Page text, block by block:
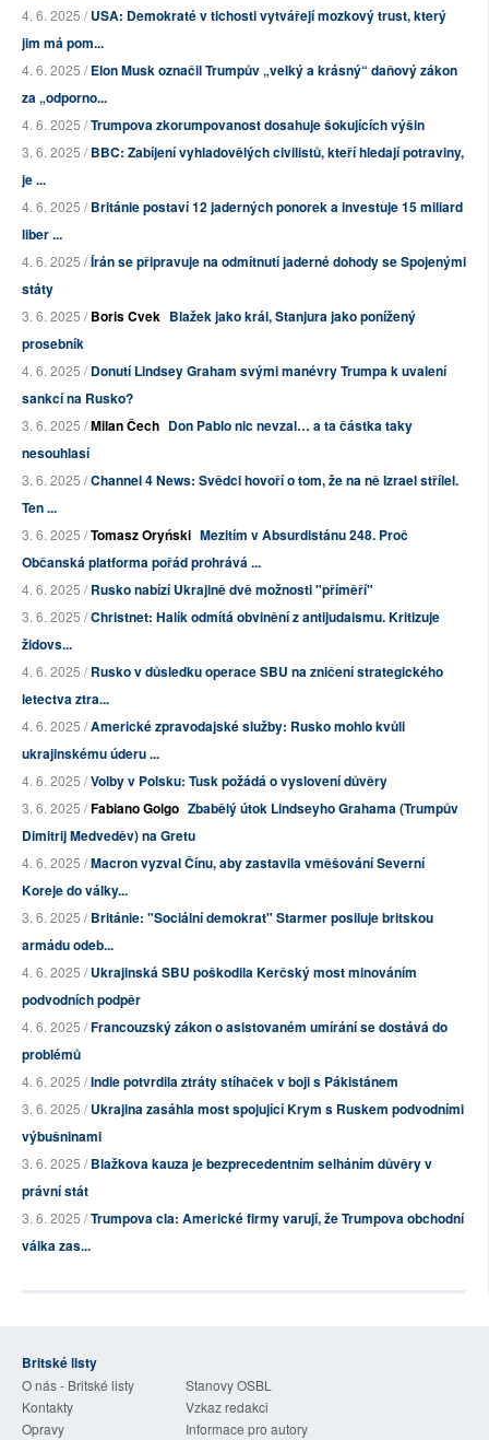
4. 6. 2025 /USA: Demokraté v tichosti vytvářejí mozkový trust, který
jim má pom...
4. 6. 2025 /Elon Musk označil Trumpův „velký a krásný“ daňový zákon
za „odporno...
4. 6. 2025 /Trumpova zkorumpovanost dosahuje šokujících výšin
3. 6. 2025 /BBC: Zabíjení vyhladovělých civilistů, kteří hledají potraviny,
je ...
4. 6. 2025 /Británie postaví 12 jaderných ponorek a investuje 15 miliard
liber ...
4. 6. 2025 /Írán se připravuje na odmítnutí jaderné dohody se Spojenými
státy
3. 6. 2025 /Boris Cvek Blažek jako král, Stanjura jako ponížený
prosebník
4. 6. 2025 /Donutí Lindsey Graham svými manévry Trumpa k uvalení
sankcí na Rusko?
3. 6. 2025 /Milan Čech Don Pablo nic nevzal… a ta částka taky
nesouhlasí
3. 6. 2025 /Channel 4 News: Svědci hovoří o tom, že na ně Izrael střílel.
Ten ...
3. 6. 2025 /Tomasz Oryński Mezitím v Absurdistánu 248. Proč
Občanská platforma pořád prohrává ...
4. 6. 2025 /Rusko nabízí Ukrajině dvě možnosti "příměří"
3. 6. 2025 /Christnet: Halík odmítá obvinění z antijudaismu. Kritizuje
židovs...
4. 6. 2025 /Rusko v důsledku operace SBU na zničení strategického
letectva ztra...
4. 6. 2025 /Americké zpravodajské služby: Rusko mohlo kvůli
ukrajinskému úderu ...
4. 6. 2025 /Volby v Polsku: Tusk požádá o vyslovení důvěry
3. 6. 2025 /Fabiano Golgo Zbabělý útok Lindseyho Grahama (Trumpův
Dimitrij Medveděv) na Gretu
4. 6. 2025 /Macron vyzval Čínu, aby zastavila vměšování Severní
Koreje do války...
3. 6. 2025 /Británie: "Sociální demokrat" Starmer posiluje britskou
armádu odeb...
4. 6. 2025 /Ukrajinská SBU poškodila Kerčský most minováním
podvodních podpěr
4. 6. 2025 /Francouzský zákon o asistovaném umírání se dostává do
problémů
4. 6. 2025 /Indie potvrdila ztráty stíhaček v boji s Pákistánem
3. 6. 2025 /Ukrajina zasáhla most spojující Krym s Ruskem podvodními
výbušninami
3. 6. 2025 /Blažkova kauza je bezprecedentním selháním důvěry v
právní stát
3. 6. 2025 /Trumpova cla: Americké firmy varují, že Trumpova obchodní
válka zas...
Britské listy
O nás - Britské listy
Stanovy OSBL
Kontakty
Vzkaz redakci
Opravy
Informace pro autory